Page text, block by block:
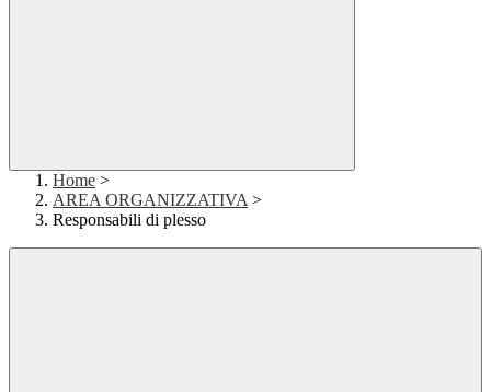
Home >
AREA ORGANIZZATIVA >
Responsabili di plesso